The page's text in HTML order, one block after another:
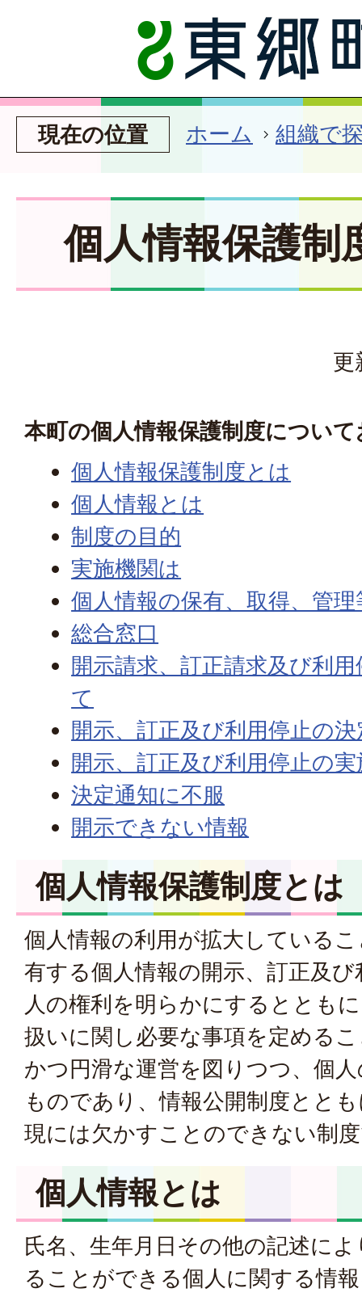
現在の位置 ホーム 組織で
個人情報保護制
更
本町の個人情報保護制度につい
個人情報保護制度とは
個人情報とは
制度の目的
実施機関は
個人情報の保有、取得、管
総合窓口
開示請求、訂正請求及び利
て
開示、訂正及び利用停止の決
開示、訂正及び利用停止の実
決定通知に不服
開示できない情報
個人情報保護制度とは
個人情報の利用が拡大している
有する個人情報の開示、訂正及
人の権利を明らかにするととも
扱いに関し必要な事項を定める
かつ円滑な運営を図りつつ、個
ものであり、情報公開制度とと
現には欠かすことのできない制
個人情報とは
氏名、生年月日その他の記述に
ることができる個人に関する情